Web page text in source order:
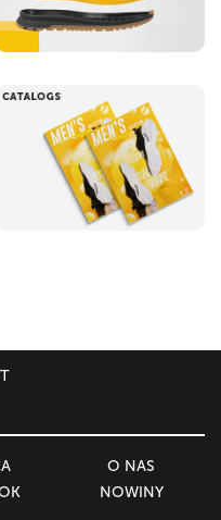
O NAS
NOWINY